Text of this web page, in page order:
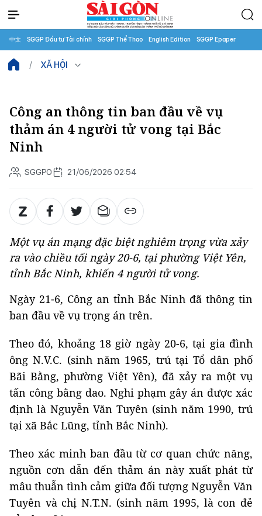
中文 SGGP Đầu tư Tài chính SGGP Thể Thao English Edition SGGP Epaper
XÃ HỘI
Công an thông tin ban đầu về vụ
thảm án 4 người tử vong tại Bắc
Ninh
SGGPO 21/06/2026 02:54
Một vụ án mạng đặc biệt nghiêm trọng vừa xảy
ra vào chiều tối ngày 20-6, tại phường Việt Yên,
tỉnh Bắc Ninh, khiến 4 người tử vong.
Ngày 21-6, Công an tỉnh Bắc Ninh đã thông tin
ban đầu về vụ trọng án trên.
Theo đó, khoảng 18 giờ ngày 20-6, tại gia đình
ông N.V.C. (sinh năm 1965, trú tại Tổ dân phố
Bãi Bằng, phường Việt Yên), đã xảy ra một vụ
tấn công bằng dao. Nghi phạm gây án được xác
định là Nguyễn Văn Tuyên (sinh năm 1990, trú
tại xã Bắc Lũng, tỉnh Bắc Ninh).
Theo xác minh ban đầu từ cơ quan chức năng,
nguồn cơn dẫn đến thảm án này xuất phát từ
mâu thuẫn tình cảm giữa đối tượng Nguyễn Văn
Tuyên và chị N.T.N. (sinh năm 1995, là con đẻ